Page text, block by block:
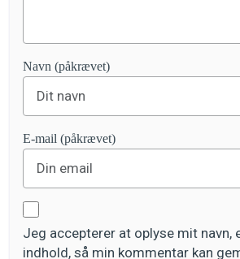
Navn (påkrævet)
E-mail (påkrævet)
Jeg accepterer at oplyse mit navn,
indhold, så min kommentar kan